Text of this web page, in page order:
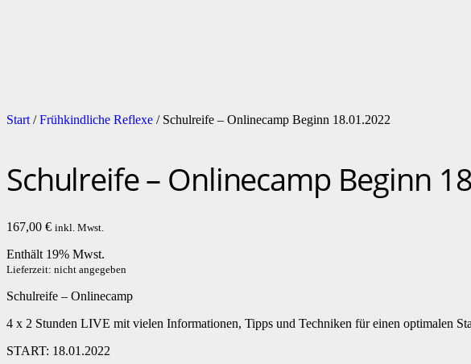
Start /Frühkindliche Reflexe / Schulreife – Onlinecamp Beginn 18.01.2022
Schulreife – Onlinecamp Beginn
167,00 € inkl. Mwst.
Enthält 19% Mwst.
Lieferzeit: nicht angegeben
Schulreife – Onlinecamp
4 x 2 Stunden LIVE mit vielen Informationen, Tipps und Techniken für einen optimalen
START: 18.01.2022